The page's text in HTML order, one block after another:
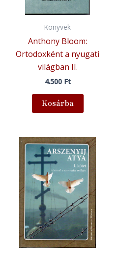
Könyvek
Anthony Bloom:
Ortodoxként a nyugati
világban II.
4.500 Ft
Kosárba